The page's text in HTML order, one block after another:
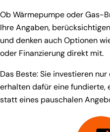
Ob Wärmepumpe oder Gas-
Ihre Angaben,
und denken auch Optionen
oder Finanzierung direkt mit.
Das Beste: Sie investieren
erhalten dafür eine fundierte,
statt eines pauschalen